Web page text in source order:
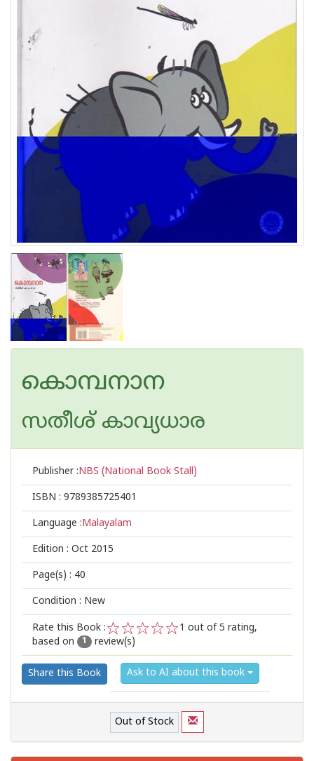
കൊമ്പനാന
സതീശ് കാവ്യധാര
Publisher :NBS (National Book Stall)
ISBN : 9789385725401
Language :Malayalam
Edition : Oct 2015
Page(s) : 40
Condition : New
Rate this Book :
2
1
1 out of 5 rating,
based on
1 review(s)
Share this Book Ask to AI about this book
Out of Stock